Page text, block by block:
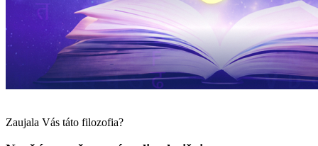
Zaujala Vás táto filozofia?